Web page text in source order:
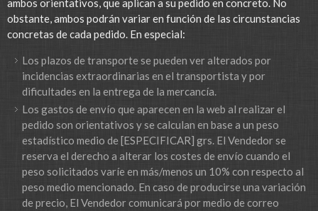
ambos orientativos, que aplican a su pedido en concreto. No
obstante, ambos podrán variar en función de las circunstancias
concretas de cada pedido. En especial:
Los plazos de transporte se pueden ver alterados por
incidencias extraordinarias en el transportista y por
dificultades en la entrega de la mercancía.
Los gastos de envío que aparecen en la web al realizar el
pedido son orientativos y se calculan en base a un peso
estadístico medio de [ESPECIFICAR] grs. El Vendedor se
reserva el derecho a alterar los costes de envío cuando el
peso solicitados varíe en más/menos un 10% con respecto al
peso medio mencionado. En caso de producirse una variación
de precio, El Vendedor comunicará por medio de correo